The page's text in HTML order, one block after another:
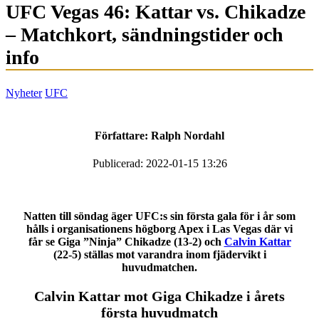
UFC Vegas 46: Kattar vs. Chikadze
– Matchkort, sändningstider och
info
Nyheter UFC
Författare: Ralph Nordahl
Publicerad: 2022-01-15 13:26
Natten till söndag äger UFC:s sin första gala för i år som
hålls i organisationens högborg Apex i Las Vegas där vi
får seGiga ”Ninja” Chikadze (13-2) och Calvin Kattar
(22-5) ställas mot varandra inom fjädervikt i
huvudmatchen.
Calvin Kattar mot Giga Chikadze i årets
första huvudmatch